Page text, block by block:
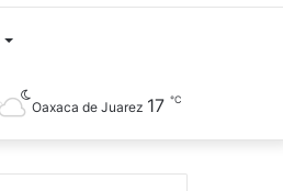
Oaxaca de Juarez 17 ℃